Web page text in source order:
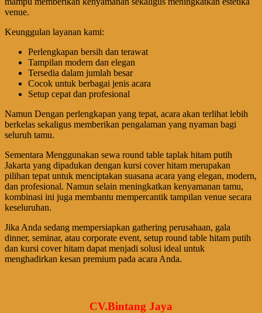
venue.
Keunggulan layanan kami:
Perlengkapan bersih dan terawat
Tampilan modern dan elegan
Tersedia dalam jumlah besar
Cocok untuk berbagai jenis acara
Setup cepat dan profesional
Namun Dengan perlengkapan yang tepat, acara akan terlihat lebih
berkelas sekaligus memberikan pengalaman yang nyaman bagi
seluruh tamu.
Sementara Menggunakan sewa round table taplak hitam putih
Jakarta yang dipadukan dengan kursi cover hitam merupakan
pilihan tepat untuk menciptakan suasana acara yang elegan, modern,
dan profesional. Namun selain meningkatkan kenyamanan tamu,
kombinasi ini juga membantu mempercantik tampilan venue secara
keseluruhan.
Jika Anda sedang mempersiapkan gathering perusahaan, gala
dinner, seminar, atau corporate event, setup round table hitam putih
dan kursi cover hitam dapat menjadi solusi ideal untuk
menghadirkan kesan premium pada acara Anda.
CV.Bintang Jaya